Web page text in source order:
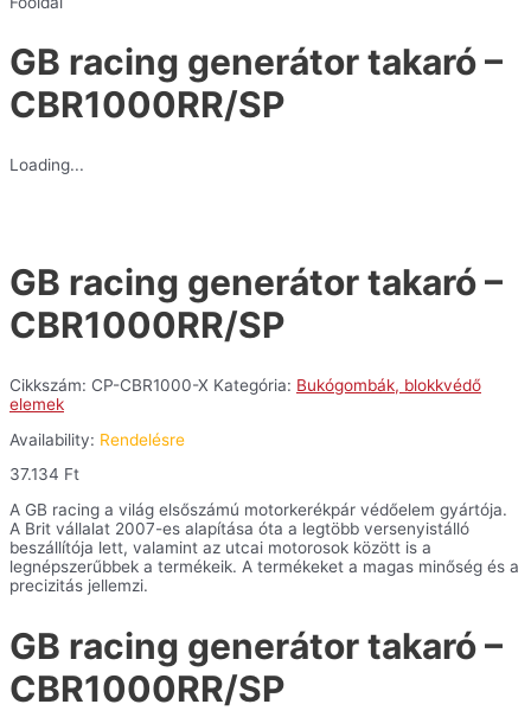
GB racing generátor takaró –
CBR1000RR/SP
Loading...
GB racing generátor takaró –
CBR1000RR/SP
Cikkszám: CP-CBR1000-X Kategória: Bukógombák, blokkvédő
elemek
Availability: Rendelésre
37.134 Ft
A GB racing a világ elsőszámú motorkerékpár védőelem gyártója.
A Brit vállalat 2007-es alapítása óta a legtöbb versenyistálló
beszállítója lett, valamint az utcai motorosok között is a
legnépszerűbbek a termékeik. A termékeket a magas minőség és a
precizitás jellemzi.
GB racing generátor takaró –
CBR1000RR/SP